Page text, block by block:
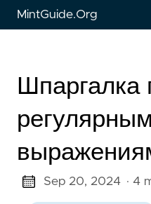
MintGuide.Org
Шпаргалка
регулярным
Sep 20, 2024 · 4